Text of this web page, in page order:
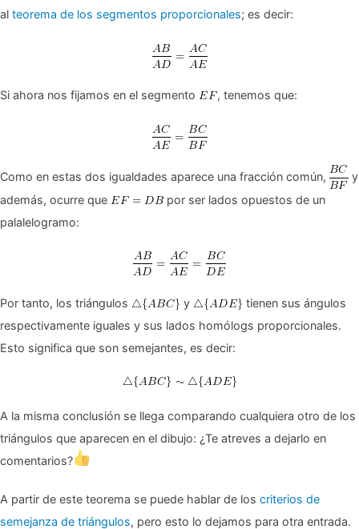
al teorema de los segmentos proporcionales; es decir:
Si ahora nos fijamos en el segmento , tenemos que:
Como en estas dos igualdades aparece una fracción común,
y
además, ocurre que
por ser lados opuestos de un
palalelogramo:
Por tanto, los triángulos y
tienen sus ángulos
respectivamente iguales y sus lados homólogs proporcionales.
Esto significa que son semejantes, es decir:
A la misma conclusión se llega comparando cualquiera otro de los
triángulos que aparecen en el dibujo: ¿Te atreves a dejarlo en
comentarios?
A partir de este teorema se puede hablar de los criterios de
semejanza de triángulos, pero esto lo dejamos para otra entrada.